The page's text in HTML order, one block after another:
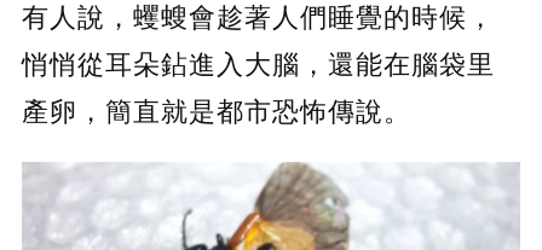
有人說，蠼螋會趁著人們睡覺的時候，
悄悄從耳朵鉆進入大腦，還能在腦袋里
產卵，簡直就是都市恐怖傳說。